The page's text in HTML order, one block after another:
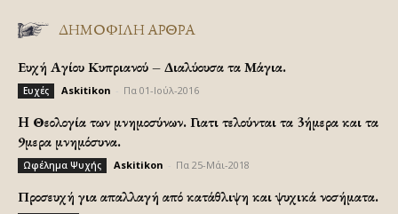
ΔΗΜΟΦΙΛΗ ΑΡΘΡΑ
Ευχή Αγίου Κυπριανού – Διαλύουσα τα Μάγια.
Ευχές Askitikon Πα 01-Ιούλ-2016
H Θεολογία των μνημοσύνων. Γιατι τελούνται τα 3ήμερα και τα
9μερα μνημόσυνα.
Ωφέλημα Ψυχής Askitikon Πα 25-Μάι-2018
Προσευχή για απαλλαγή από κατάθλιψη και ψυχικά νοσήματα.